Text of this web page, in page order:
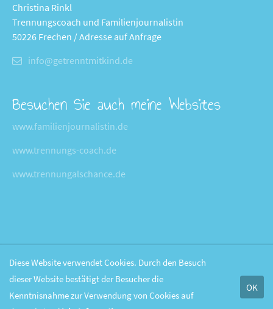
Christina Rinkl
Trennungscoach und Familienjournalistin
50226 Frechen / Adresse auf Anfrage
info@getrenntmitkind.de
Besuchen Sie auch meine Websites
www.familienjournalistin.de
www.trennungs-coach.de
www.trennungalschance.de
Diese Website verwendet Cookies. Durch den Besuch
dieser Website bestätigt der Besucher die
Kenntnisnahme zur Verwendung von Cookies auf
OK